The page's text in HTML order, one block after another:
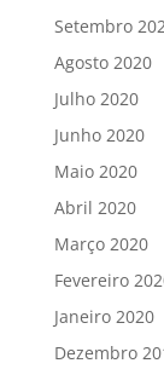
Setembro
Agosto 2020
Julho 2020
Junho 2020
Maio 2020
Abril 2020
Março 2020
Fevereiro
Janeiro 2020
Dezembro